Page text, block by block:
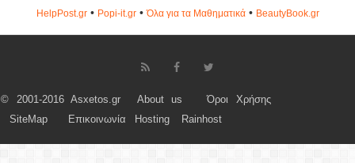
HelpPost.gr• Popi-it.gr•Όλα για τα Μαθηματικά• ΒeautyΒook.gr
© 2001-2016 Asxetos.gr About us
Όροι Χρήσης
SiteMap
Επικοινωνία Hosting Rainhost